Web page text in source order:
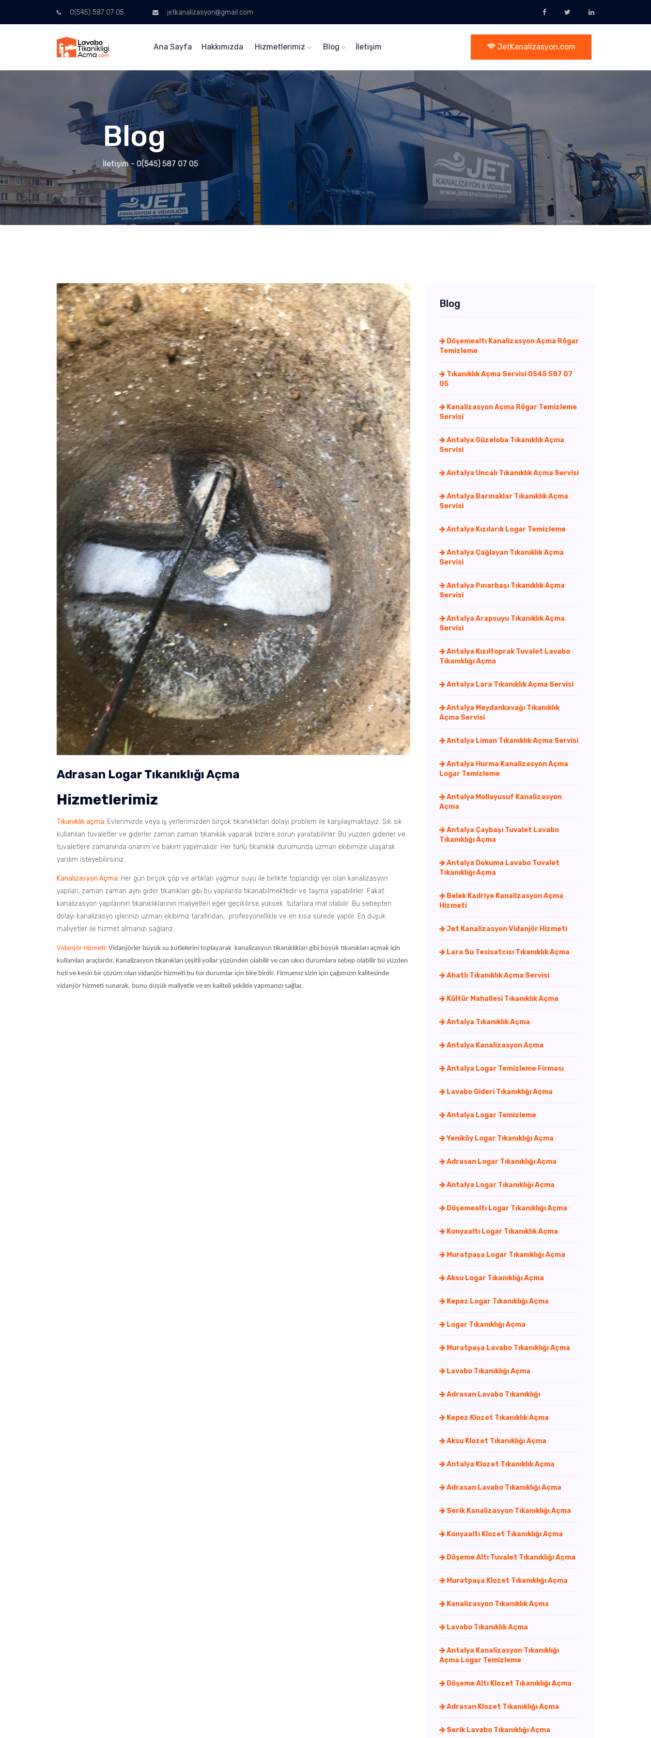
0(545) 587 07 05 jetkanalizasyon@gmail.com
Ana Sayfa Hakkımızda Hizmetlerimiz Blog İletişim JetKanalizasyon.com
Blog
İletişim - 0(545) 587 07 05
Adrasan Logar Tıkanıklığı Açma
Hizmetlerimiz
Tıkanıklık açma: Evlerimizde veya iş yerlerimizden birçok tıkanıklıktan dolayı problem ile karşılaşmaktayız. Sık sık
kullanılan tuvaletler ve giderler zaman zaman tıkanıklık yaparak bizlere sorun yaratabilirler. Bu yüzden giderler ve
tuvaletlere zamanında onarım ve bakım yapılmalıdır. Her türlü tıkanıklık durumunda uzman ekibimize ulaşarak
yardım isteyebilirsiniz.
Kanalizasyon Açma: Her gün birçok çöp ve artıkları yağmur suyu ile birlikte toplandığı yer olan kanalizasyon
yapıları, zaman zaman aynı gider tıkanıkları gibi bu yapılarda tıkanabilmektedir ve taşma yapabilirler. Fakat
kanalizasyon yapılarının tıkanıklıklarının maliyetleri eğer gecikilirse yüksek tutarlara mal olabilir. Bu sebepten
dolayı kanalizasyo işlerinizi uzman ekibimiz tarafından, profesyonellikle ve en kısa sürede yapılır. En düşük
maliyetler ile hizmet almanızı sağlarız.
Vidanjör Hizmeti: Vidanjörler büyük su kütlelerini toplayarak kanalizasyon tıkanıklıkları gibi büyük tıkanıkları açmak için
kullanılan araçlardır. Kanalizasyon tıkanıkları çeşitli yollar yüzünden olabilir ve can sıkıcı durumlara sebep olabilir bü yüzden
hızlı ve kesin bir çözüm olan vidanjör hizmeti bu tür durumlar için bire birdir. Firmamız sizin için çağımızın kalitesinde
vidanjör hizmeti sunarak, bunu düşük maliyetle ve en kaliteli şekilde yapmanızı sağlar.
Blog
Döşemealtı Kanalizasyon Açma Rögar
Temizleme
Tıkanıklık Açma Servisi 0545 587 07
05
Kanalizasyon Açma Rögar Temizleme
Servisi
Antalya Güzeloba Tıkanıklık Açma
Servisi
Antalya Uncalı Tıkanıklık Açma Servisi
Antalya Barınaklar Tıkanıklık Açma
Servisi
Antalya Kızılarık Logar Temizleme
Antalya Çağlayan Tıkanıklık Açma
Servisi
Antalya Pınarbaşı Tıkanıklık Açma
Servisi
Antalya Arapsuyu Tıkanıklık Açma
Servisi
Antalya Kızıltoprak Tuvalet Lavabo
Tıkanıklığı Açma
Antalya Lara Tıkanıklık Açma Servisi
Antalya Meydankavağı Tıkanıklık
Açma Servisi
Antalya Liman Tıkanıklık Açma Servisi
Antalya Hurma Kanalizasyon Açma
Logar Temizleme
Antalya Mollayusuf Kanalizasyon
Açma
Antalya Çaybaşı Tuvalet Lavabo
Tıkanıklığı Açma
Antalya Dokuma Lavabo Tuvalet
Tıkanıklığı Açma
Belek Kadriye Kanalizasyon Açma
Hizmeti
Jet Kanalizasyon Vidanjör Hizmeti
Lara Su Tesisatcısı Tıkanıklık Açma
Ahatlı Tıkanıklık Açma Servisi
Kültür Mahallesi Tıkanıklık Açma
Antalya Tıkanıklık Açma
Antalya Kanalizasyon Açma
Antalya Logar Temizleme Firması
Lavabo Gideri Tıkanıklığı Açma
Antalya Logar Temizleme
Yeniköy Logar Tıkanıklığı Açma
Adrasan Logar Tıkanıklığı Açma
Antalya Logar Tıkanıklığı Açma
Döşemealtı Logar Tıkanıklığı Açma
Konyaaltı Logar Tıkanıklık Açma
Muratpaşa Logar Tıkanıklığı Açma
Aksu Logar Tıkanıklığı Açma
Kepez Logar Tıkanıklığı Açma
Logar Tıkanıklığı Açma
Muratpaşa Lavabo Tıkanıklığı Açma
Lavabo Tıkanıklığı Açma
Adrasan Lavabo Tıkanıklığı
Kepez Klozet Tıkanıklık Açma
Aksu Klozet Tıkanıklığı Açma
Antalya Klozet Tıkanıklık Açma
Adrasan Lavabo Tıkanıklığı Açma
Serik Kanalizasyon Tıkanıklığı Açma
Konyaaltı Klozet Tıkanıklığı Açma
Döşeme Altı Tuvalet Tıkanıklığı Açma
Muratpaşa Klozet Tıkanıklığı Açma
Kanalizasyon Tıkanıklık Açma
Lavabo Tıkanıklık Açma
Antalya Kanalizasyon Tıkanıklığı
Açma Logar Temizleme
Döşeme Altı Klozet Tıkanıklığı Açma
Adrasan Klozet Tıkanıklığı Açma
Serik Lavabo Tıkanıklığı Açma